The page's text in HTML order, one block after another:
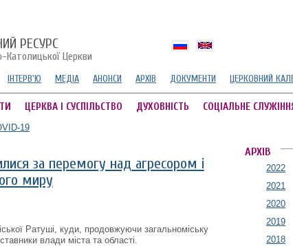
РЕСУРС
Католицької Церкви
ІНТЕРВ'Ю МЕДІА АНОНСИ АРХІВ ДОКУМЕНТИ ЦЕРКОВНИЙ
ЦЕРКВА І СУСПІЛЬСТВО ДУХОВНІСТЬ СОЦІАЛЬНЕ
19
за перемогу над агресором і
миру
Ратуші, куди, продовжуючи загальноміську
влади міста та області.
АРХІВ
2022
2021
2020
2019
2018